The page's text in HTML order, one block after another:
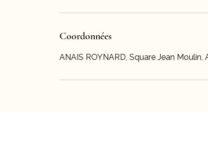
Coordonnées
ANAIS ROYNARD, Square Jean Moulin,